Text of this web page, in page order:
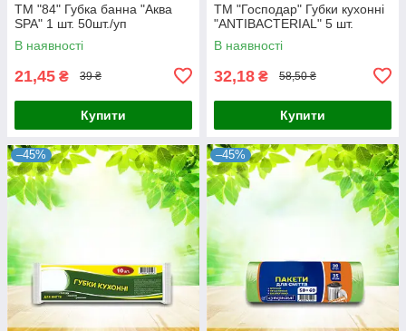
ТМ "84" Губка банна "Аква
SPA" 1 шт. 50шт./уп
В наявності
21,45 ₴ 39 ₴
Купити
ТМ "Господар" Губки кухонні
"ANTIBACTERIAL" 5 шт.
В наявності
32,18 ₴ 58,50 ₴
Купити
–45% –45%